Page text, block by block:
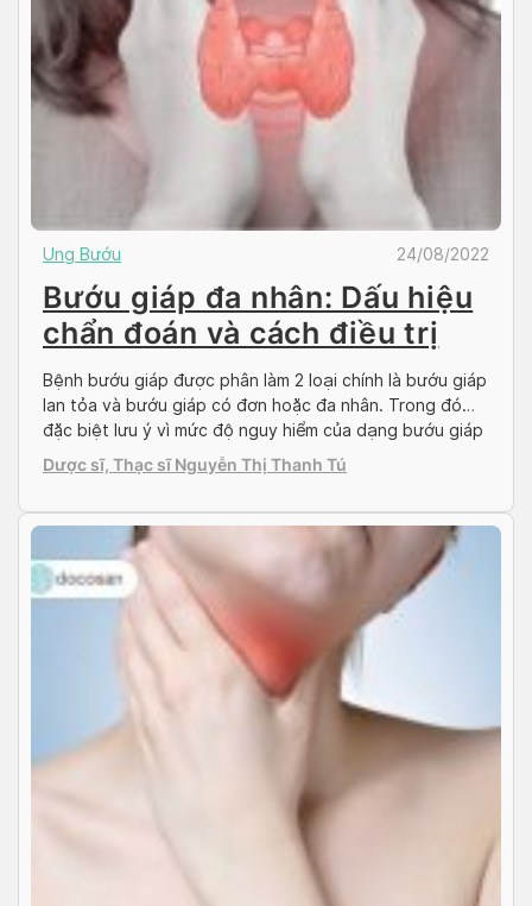
Ung Bướu 24/08/2022
Bướu giáp đa nhân: Dấu hiệu
chẩn đoán và cách điều trị
Bệnh bướu giáp được phân làm 2 loại chính là bướu giáp
lan tỏa và bướu giáp có đơn hoặc đa nhân. Trong đó
đặc biệt lưu ý vì mức độ nguy hiểm của dạng bướu giáp
đa nhân. Người bệnh cần phải được phát hiện và điều trị
kịp thời, nếu không sẽ gây […]
Dược sĩ, Thạc sĩ Nguyễn Thị Thanh Tú